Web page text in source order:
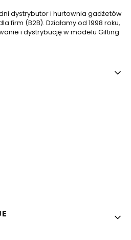
dystrybutor i hurtownia gadżetów
firm (B2B). Działamy od 1998 roku,
i dystrybucję w modelu Gifting